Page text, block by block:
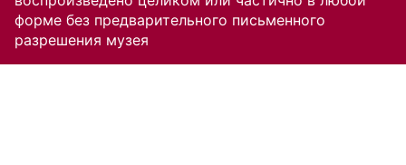
форме без предварительного письменного
разрешения музея